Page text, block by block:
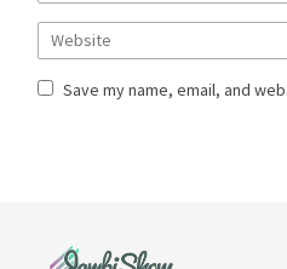
Save my name, email, and